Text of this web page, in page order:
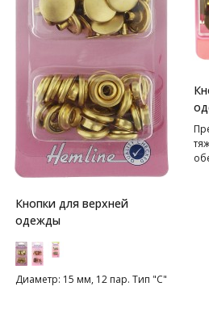
Кнопки для верхней
одежды
Диаметр: 15 мм, 12 пар. Тип "С"